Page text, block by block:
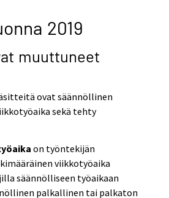
2019
muuttuneet
ovat säännöllinen
sekä tehty
on työntekijän
viikkotyöaika
säännölliseen työaikaan
palkallinen tai palkaton